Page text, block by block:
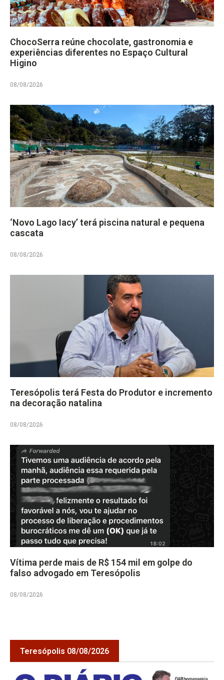
ChocoSerra reúne chocolate, gastronomia e
experiências diferentes no Espaço Cultural
Higino
08/08/2026
‘Novo Lago Iacy’ terá piscina natural e pequena
cascata
08/08/2026
Teresópolis terá Festa do Produtor e incremento
na decoração natalina
08/08/2026
Vítima perde mais de R$ 154 mil em golpe do
falso advogado em Teresópolis
08/08/2026
Teresópolis 08/08/2026